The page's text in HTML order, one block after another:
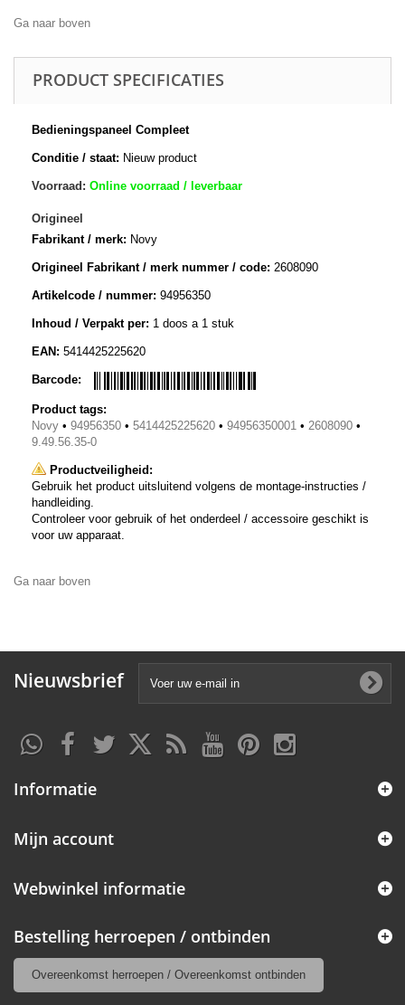
Ga naar boven
PRODUCT SPECIFICATIES
Bedieningspaneel Compleet
Conditie / staat: Nieuw product
Voorraad: Online voorraad / leverbaar
Origineel
Fabrikant / merk: Novy
Origineel Fabrikant / merk nummer / code: 2608090
Artikelcode / nummer: 94956350
Inhoud / Verpakt per: 1 doos a 1 stuk
EAN: 5414425225620
Barcode:
Product tags:
Novy • 94956350 • 5414425225620 • 94956350001 • 2608090 •
9.49.56.35-0
Productveiligheid:
Gebruik het product uitsluitend volgens de montage-instructies /
handleiding.
Controleer voor gebruik of het onderdeel / accessoire geschikt is
voor uw apparaat.
Ga naar boven
Nieuwsbrief
Informatie
Mijn account
Webwinkel informatie
Bestelling herroepen / ontbinden
Overeenkomst herroepen / Overeenkomst ontbinden